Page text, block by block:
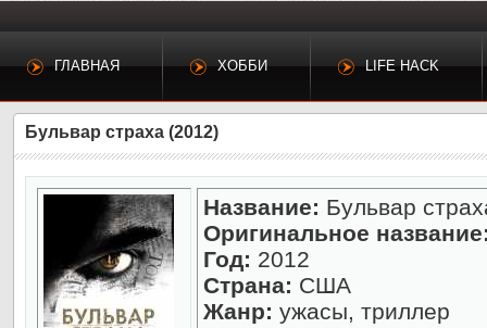
ГЛАВНАЯ ХОББИ LIFE HACK
Бульвар страха (2012)
Название: Бульвар
Оригинальное
Год: 2012
Страна: США
Жанр: ужасы, триллер